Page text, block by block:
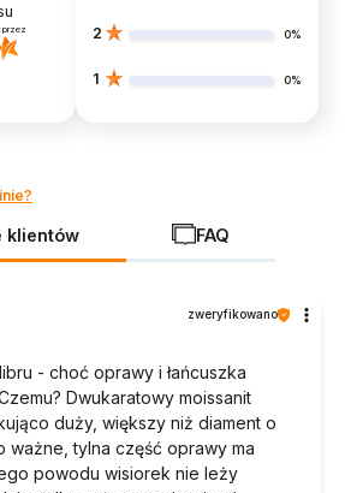
przez 2 0%
1 0%
klientów FAQ
zweryfikowano
- choć oprawy i łańcuszka
Dwukaratowy moissanit
duży, większy niż diament o
ważne, tylna część oprawy ma
powodu wisiorek nie leży